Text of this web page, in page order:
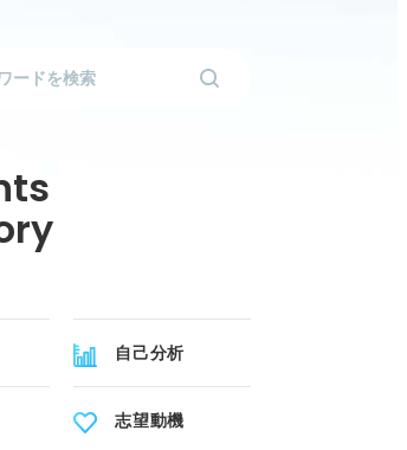
自己分析
志望動機